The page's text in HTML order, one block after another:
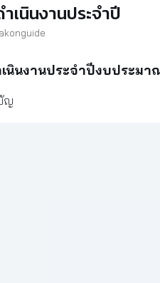
เนินงานประจำปี
นินงานประจำปีงบประมา
ญ